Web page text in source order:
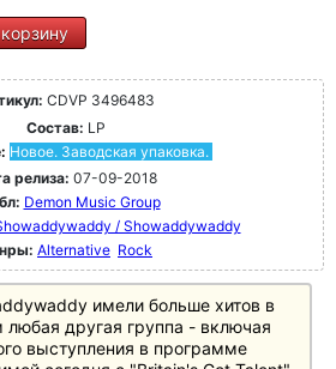
CDVP 3496483
Состав: LP
Новое. Заводская упаковка.
релиза: 07-09-2018
Demon Music Group
/ Showaddywaddy
Alternative Rock
имели больше хитов в
любая другая группа - включая
выступления в программе